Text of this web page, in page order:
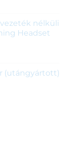
nélküli
Headset
(utángyártott)